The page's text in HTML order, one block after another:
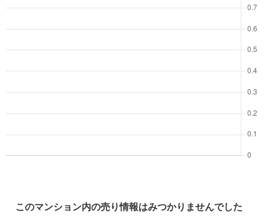
このマンション内の売り情報はみつかりませんでした